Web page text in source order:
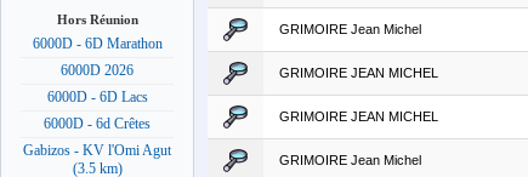
Hors Réunion
6000D - 6D Marathon
6000D 2026
6000D - 6D Lacs
6000D - 6d Crêtes
Gabizos - KV l'Omi Agut
(3.5 km)
GRIMOIRE Jean Michel
GRIMOIRE JEAN MICHEL
GRIMOIRE JEAN MICHEL
GRIMOIRE Jean Michel